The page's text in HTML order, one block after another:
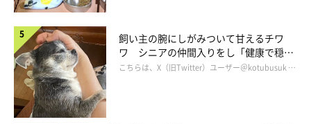
飼い主の腕にしがみついて甘えるチワ
ワ シニアの仲間入りをし「健康で穏や
かな暮らしが続いてほしい」と願う
こちらは、X（旧Twitter）ユーザー＠kotubusuk …